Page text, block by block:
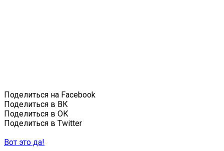
Поделиться на Facebook
Поделиться в ВК
Поделиться в ОК
Поделиться в Twitter
Вот это да!